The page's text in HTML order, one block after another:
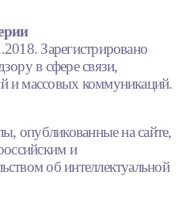
Зарегистрировано
в сфере связи,
и массовых коммуникаций.
опубликованные на сайте,
и
об интеллектуальной